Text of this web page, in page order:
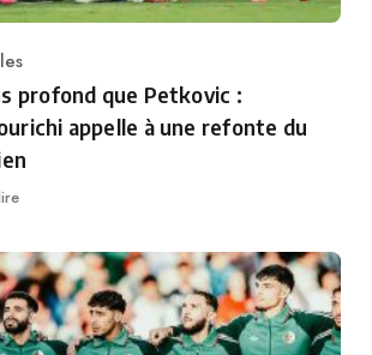
profond que Petkovic :
appelle à une refonte du